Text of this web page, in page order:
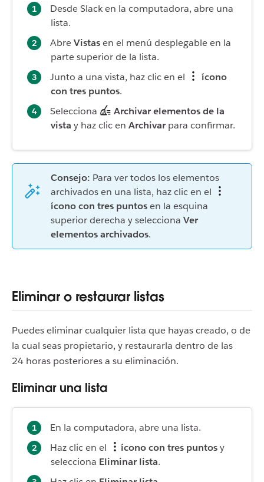
Desde Slack en la computadora, abre una
lista.
AbreVistasen el menú desplegable en la
parte superior de la lista.
Junto a una vista, haz clic en el
ícono
con tres puntos.
Selecciona
Archivar elementos de la
vista y haz clic en Archivarpara confirmar.
Consejo: Para ver todos los elementos
archivados en una lista, haz clic en el
ícono con tres puntosen la esquina
superior derecha y selecciona Ver
elementos archivados.
Eliminar o restaurar listas
Puedes eliminar cualquier lista que hayas creado, o de
la cual seas propietario, y restaurarla dentro de las
24 horas posteriores a su eliminación.
Eliminar una lista
En la computadora, abre una lista.
Haz clic en el
ícono con tres puntosy
selecciona Eliminar lista.